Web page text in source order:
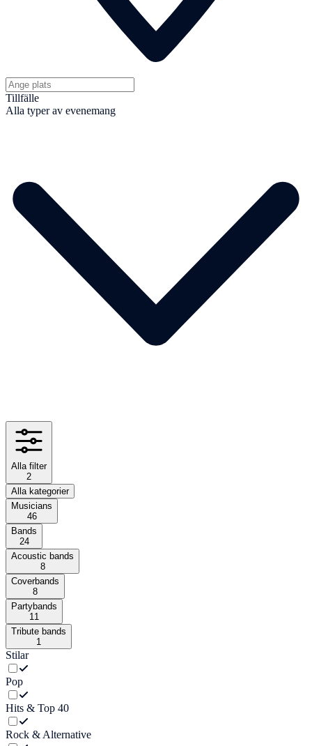
Tillfälle
Alla typer av evenemang
Alla filter
2
Alla kategorier
Musicians
46
Bands
24
Acoustic bands
8
Coverbands
8
Partybands
11
Tribute bands
1
Stilar
Pop
Hits & Top 40
Rock & Alternative